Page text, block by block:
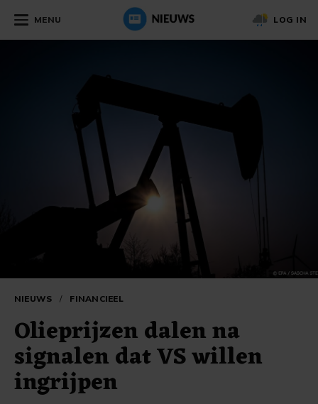
MENU LOG IN
NIEUWS / FINANCIEEL
Olieprijzen dalen na
signalen dat VS willen
ingrijpen